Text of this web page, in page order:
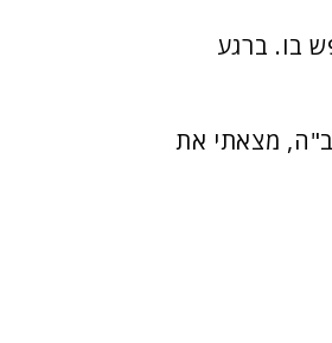
בו. ברגע
"ה, מצאתי את